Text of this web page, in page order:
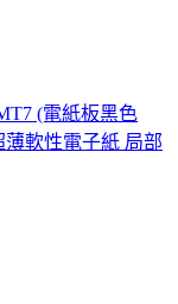
(電紙板黑色
薄軟性電子紙 局部